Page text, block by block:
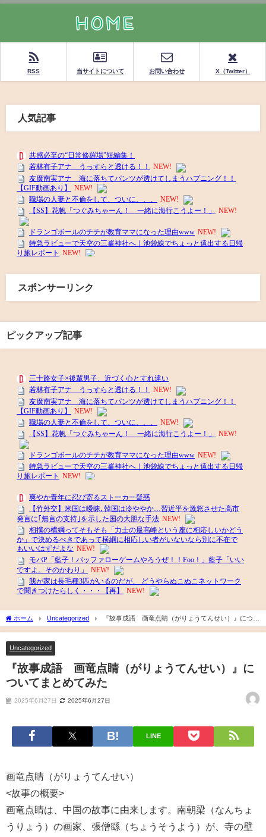
RSS 当サイトについて お問い合わせ X（Twitter）
人気記事
スポンサーリンク
ピックアップ記事
ホーム Uncategorized
『故事成語 画竜点睛（がりょうてんせい）』につい
てまとめてみた
Uncategorized
『故事成語 画竜点睛（がりょうてんせい）』に
ついてまとめてみた
2025年6月27日 2025年6月27日
LINE
画竜点睛（がりょうてんせい）
<故事の概要>
画竜点睛は、中国の故事に由来します。南朝梁（なんちょ
うりょう）の画家、張僧繇（ちょうそうよう）が、寺の壁